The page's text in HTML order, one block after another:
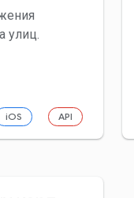
улиц.
iOS API